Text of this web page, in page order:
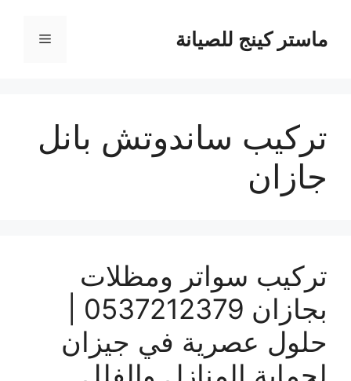
المحتوىماستر كينج للصيانة القائمة
تركيب ساندوتش بانل
جازان
تركيب سواتر ومظلات
حلول عصرية في جيزان